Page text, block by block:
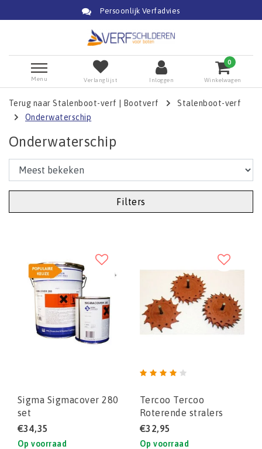
Persoonlijk Verfadvies
Menu Verlanglijst Inloggen
0
Winkelwagen
Terug naar Stalenboot-verf Bootverf
Stalenboot-verf
Onderwaterschip
Onderwaterschip
Filters
Sigma Sigmacover 280
set
€34,35
Op voorraad
Tercoo Tercoo
Roterende stralers
(Single/Double/Triple)
€32,95
Op voorraad